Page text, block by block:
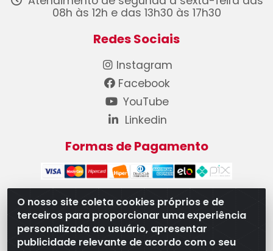
O nosso site coleta cookies próprios e de
terceiros para proporcionar uma experiência
personalizada ao usuário, apresentar
publicidade relevante de acordo com o seu
08h às 12h e das 13h30 às 17h30
Redes Sociais
Instagram
Facebook
YouTube
Linkedin
Formas de Pagamento
WB Componentes Automotivos LTDA - CNPJ
08.528.393/0001-12 - Rua do Níquel, 667 - Parque
Oeste Industrial, Goiânia/GO - CEP 74375-660